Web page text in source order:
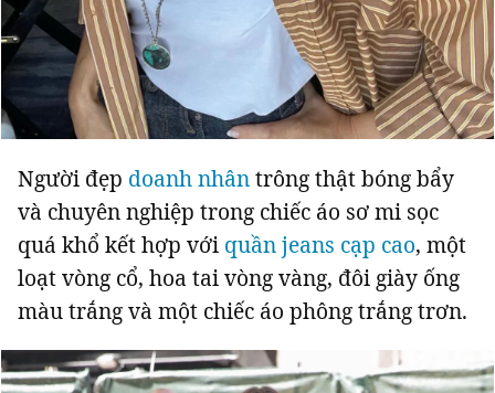
Người đẹp doanh nhântrông thật bóng bẩy
và chuyên nghiệp trong chiếc áo sơ mi sọc
quá khổ kết hợp với quần jeans cạp cao, một
loạt vòng cổ, hoa tai vòng vàng, đôi giày ống
màu trắng và một chiếc áo phông trắng trơn.